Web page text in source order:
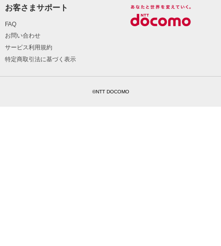
お客さまサポート
FAQ
お問い合わせ
サービス利用規約
特定商取引法に基づく表示
©NTT DOCOMO